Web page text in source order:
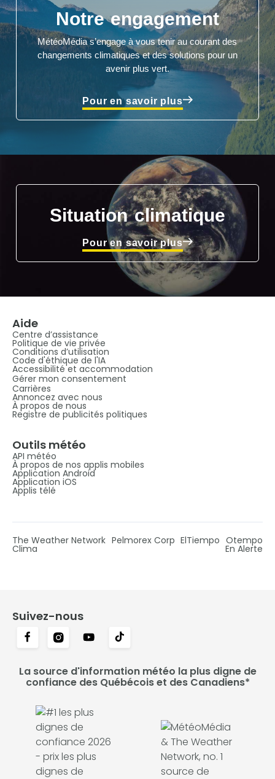
Notre engagement
MétéoMédia s’engage à vous tenir au courant des
changements climatiques et des solutions pour un
avenir plus vert.
Pour en savoir plus
Situation climatique
Pour en savoir plus
Aide
Centre d’assistance
Politique de vie privée
Conditions d’utilisation
Code d'éthique de l'IA
Accessibilité et accommodation
Gérer mon consentement
Carrières
Annoncez avec nous
À propos de nous
Registre de publicités politiques
Outils météo
API météo
À propos de nos applis mobiles
Application Android
Application iOS
Applis télé
The Weather Network Pelmorex Corp ElTiempo Otempo
Clima En Alerte
Suivez-nous
La source d'information météo la plus digne de
confiance des Québécois et des Canadiens*